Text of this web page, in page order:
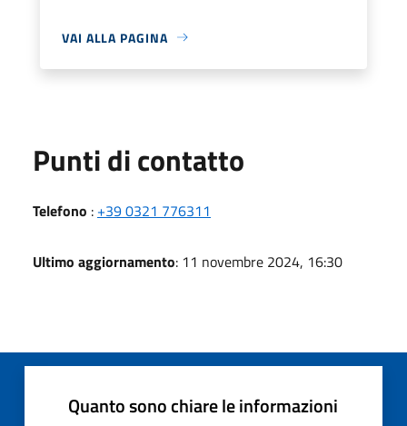
VAI ALLA PAGINA
Punti di contatto
Telefono : +39 0321 776311
Ultimo aggiornamento: 11 novembre 2024, 16:30
Quanto sono chiare le informazioni